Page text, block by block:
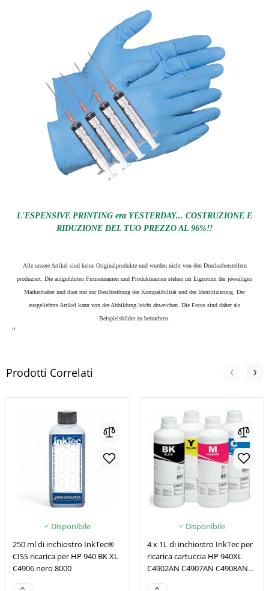
L'ESPENSIVE PRINTING era YESTERDAY... COSTRUZIONE E
RIDUZIONE DEL TUO PREZZO AL 96%!!
Alle unsere Artikel sind keine Originalprodukte und wurden nicht von den Druckerherstellern
produziert. Die aufgeführten Firmennamen und Produktnamen stehen im Eigentum der jeweiligen
Markenhaber und dien nur zur Beschreibung der Kompatibilität und der Identifizierung. Der
ausgelieferte Artikel kann von der Abbildung leicht abweichen. Die Fotos sind daher als
Beispielsbilder zu betrachten.
"
Prodotti Correlati
Disponibile
250 ml di inchiostro InkTec®
CISS ricarica per HP 940 BK XL
C4906 nero 8000
Disponibile
4 x 1L di inchiostro InkTec per
ricarica cartuccia HP 940XL
C4902AN C4907AN C4908AN